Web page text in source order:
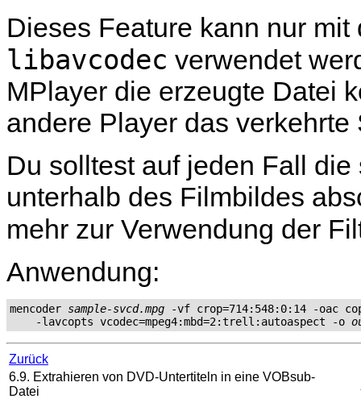
Dieses Feature kann nur
libavcodec verwendet
MPlayer die erzeugte Datei
andere Player das
Du solltest auf jeden Fall
unterhalb des Filmbildes
mehr zur Verwendung der
Anwendung:
mencoder sample-svcd.mpg -vf crop=714:548:0:14 -oac
    -lavcopts vcodec=mpeg4:mbd=2:trell:autoaspect -o
Zurück
6.9. Extrahieren von DVD-Untertiteln in eine VOBsub-
Datei